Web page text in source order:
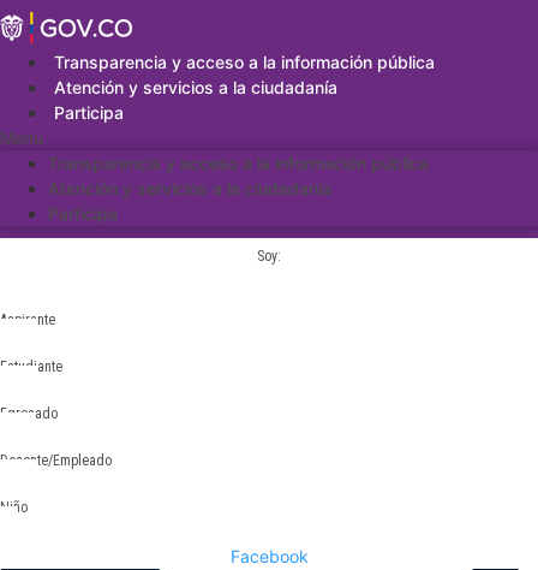
Saltar
al
contenidoTransparencia y acceso a la información pública
Atención y servicios a la ciudadanía
Participa
Menu
Transparencia y acceso a la información pública
Atención y servicios a la ciudadanía
Participa
Soy:
Aspirante
Estudiante
Egresado
Docente/Empleado
Niño
Facebook